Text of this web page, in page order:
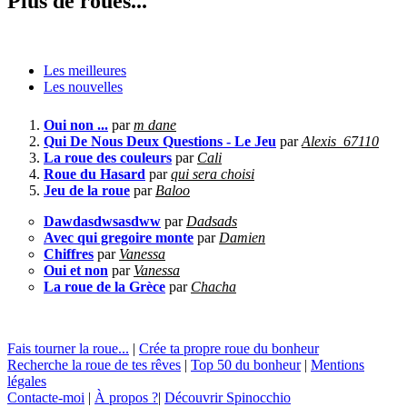
Les meilleures
Les nouvelles
Oui non ... parm dane
Qui De Nous Deux Questions - Le Jeu parAlexis_67110
La roue des couleurs par Cali
Roue du Hasard parqui sera choisi
Jeu de la roue par Baloo
Dawdasdwsasdww par Dadsads
Avec qui gregoire monte par Damien
Chiffres par Vanessa
Oui et non par Vanessa
La roue de la Grèce par Chacha
Fais tourner la roue... | Crée ta propre roue du bonheur
Recherche la roue de tes rêves | Top 50 du bonheur| Mentions
légales
Contacte-moi | À propos ?| Découvrir Spinocchio